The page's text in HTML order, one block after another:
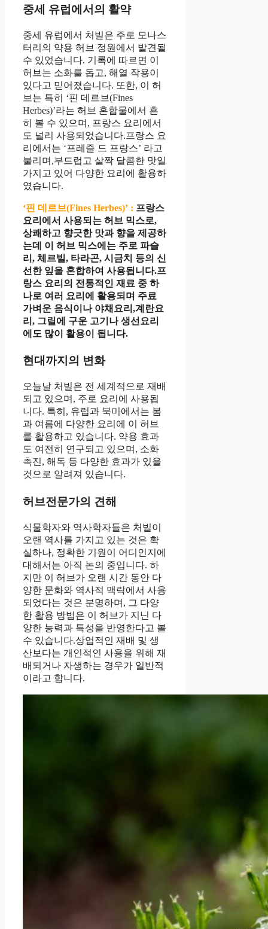
중세 유럽에서의 활약
중세 유럽에서 처빌은 주로 모나스
터리의 약용 허브 정원에서 발견될
수 있었습니다. 기록에 따르면 이
허브는 소화를 돕고, 해열 작용이
있다고 믿어졌습니다. 또한, 이 허
브는 특히 ‘핀 데르브(Fines
Herbes)’라는 허브 혼합물에서 흔
히 볼 수 있으며, 프랑스 요리에서
도 널리 사용되었습니다.프랑스 요
리에서는 ‘프레즐 드 프랑스’ 라고
불리며,부드럽고 살짝 달콤한 맛일
가지고 있어 다양한 요리에 활용하
였습니다.
‘핀 데르브(Fines Herbes)’ : 프랑스
요리에서 사용되는 허브 믹스로,
상쾌하고 향긋한 맛과 향을 제공하
는데 이 허브 믹스에는 주로 파슬
리, 체르빌, 타라곤, 시금치 등의 신
선한 잎을 혼합하여 사용됩니다.프
랑스 요리의 전통적인 재료 중 하
나로 여러 요리에 활용되며 주료
가벼운 음식이나 야채요리,계란요
리, 그릴에 구운 고기나 생선요리
에도 많이 활용이 됩니다.
현대까지의 변화
오늘날 처빌은 전 세계적으로 재배
되고 있으며, 주로 요리에 사용됩
니다. 특히, 유럽과 북미에서는 봄
과 여름에 다양한 요리에 이 허브
를 활용하고 있습니다. 약용 효과
도 여전히 연구되고 있으며, 소화
촉진, 해독 등 다양한 효과가 있을
것으로 알려져 있습니다.
허브전문가의 견해
식물학자와 역사학자들은 처빌이
오랜 역사를 가지고 있는 것은 확
실하나, 정확한 기원이 어디인지에
대해서는 아직 논의 중입니다. 하
지만 이 허브가 오랜 시간 동안 다
양한 문화와 역사적 맥락에서 사용
되었다는 것은 분명하며, 그 다양
한 활용 방법은 이 허브가 지닌 다
양한 능력과 특성을 반영한다고 볼
수 있습니다.상업적인 재배 및 생
산보다는 개인적인 사용을 위해 재
배되거나 자생하는 경우가 일반적
이라고 합니다.